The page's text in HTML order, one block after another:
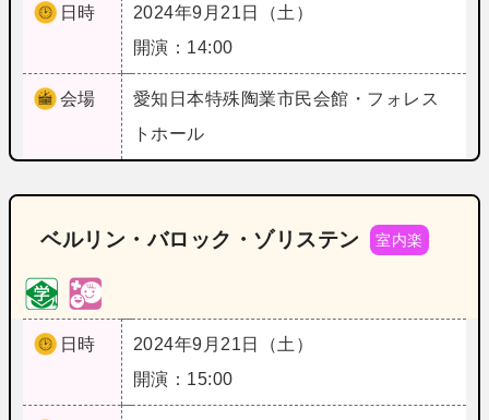
日時
2024年9月21日（土）
開演：14:00
会場 愛知 日本特殊陶業市民会館・フォレス
トホール
ベルリン・バロック・ゾリステン 室内楽
日時
2024年9月21日（土）
開演：15:00